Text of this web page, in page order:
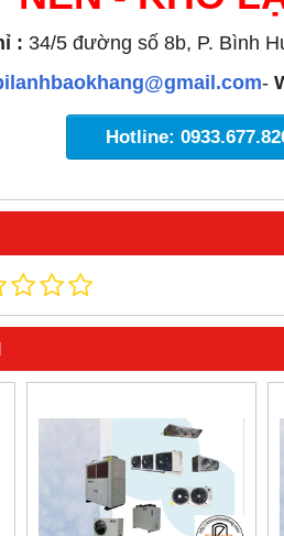
: 34/5 đường số 8b, P. Bình
-
Hotline: